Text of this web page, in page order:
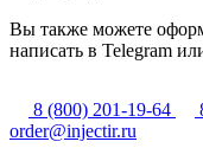
Вы также можете
написать в Telegram
8 (800) 201-19-64
order@injectir.ru